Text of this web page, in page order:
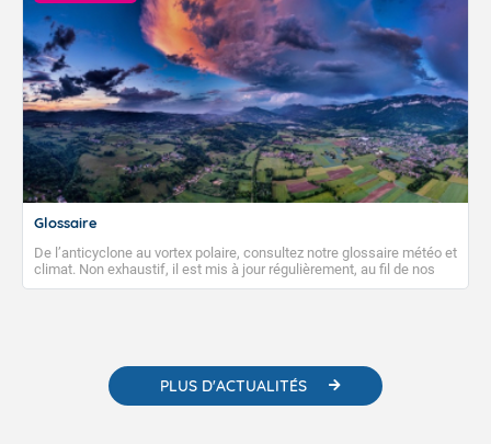
Glossaire
De l’anticyclone au vortex polaire, consultez notre glossaire météo et
climat. Non exhaustif, il est mis à jour régulièrement, au fil de nos
publications. Vous y trouverez également des liens utiles vers nos
PLUS D'ACTUALITÉS